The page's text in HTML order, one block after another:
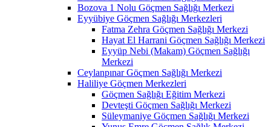
Bozova 1 Nolu Göçmen Sağlığı Merkezi
Eyyübiye Göçmen Sağlığı Merkezleri
Fatma Zehra Göçmen Sağlığı Merkezi
Hayat El Harrani Göçmen Sağlığı Merkezi
Eyyüp Nebi (Makam) Göçmen Sağlığı
Merkezi
Ceylanpınar Göçmen Sağlığı Merkezi
Haliliye Göçmen Merkezleri
Göçmen Sağlığı Eğitim Merkezi
Devteşti Göçmen Sağlığı Merkezi
Süleymaniye Göçmen Sağlığı Merkezi